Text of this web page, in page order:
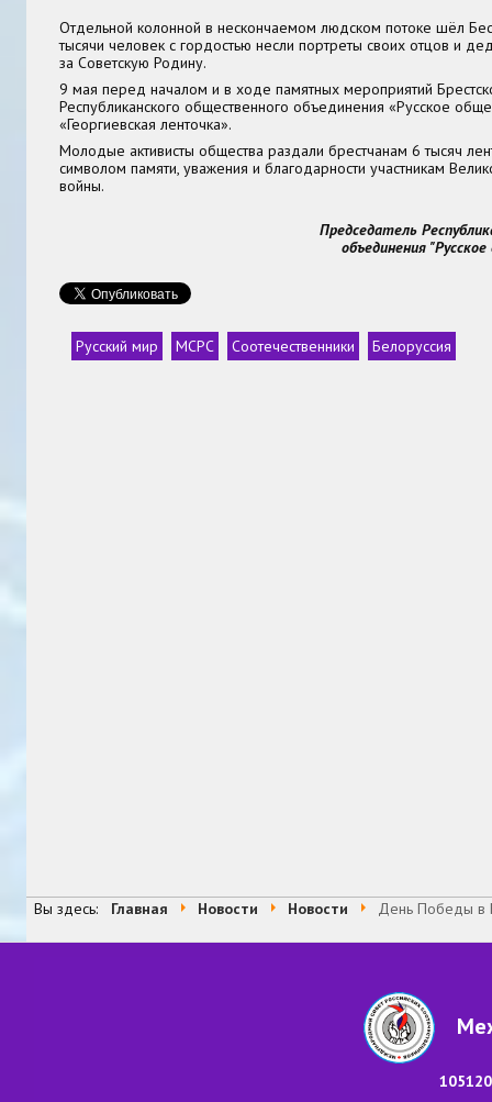
Отдельной колонной в нескончаемом людском потоке шёл
тысячи человек с гордостью несли портреты своих отцов и
за Советскую Родину.
9 мая перед началом и в ходе памятных мероприятий
Республиканского общественного объединения «Русское
«Георгиевская ленточка».
Молодые активисты общества раздали брестчанам 6 тысяч
символом памяти, уважения и благодарности участникам
войны.
Председатель
объединения
Русский мир МСРС Соотечественники Белоруссия
Вы здесь: Главная Новости Новости День Победы в